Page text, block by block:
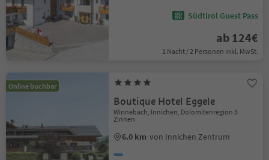
Südtirol Guest Pass
ab 124€
1 Nacht / 2 Personen Inkl. MwSt.
Online buchbar
Boutique Hotel Eggele
Winnebach, Innichen, Dolomitenregion 3
Zinnen
6.0 km von Innichen Zentrum